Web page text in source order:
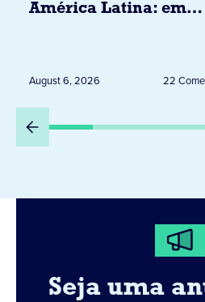
América Latina: em
Peru
August 6, 2026 22
Seja uma